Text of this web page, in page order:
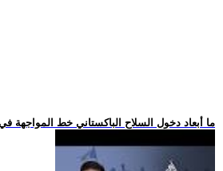
.. ما أبعاد دخول السلاح الباكستاني خط المواجهة